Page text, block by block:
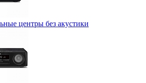
центры без акустики